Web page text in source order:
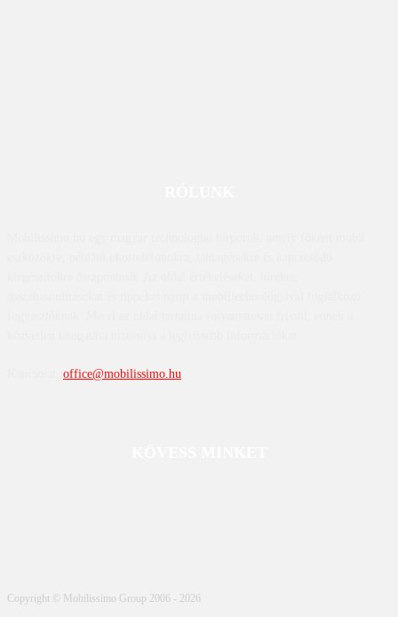
office@mobilissimo.hu
Copyright © Mobilissimo Group 2006 - 2026